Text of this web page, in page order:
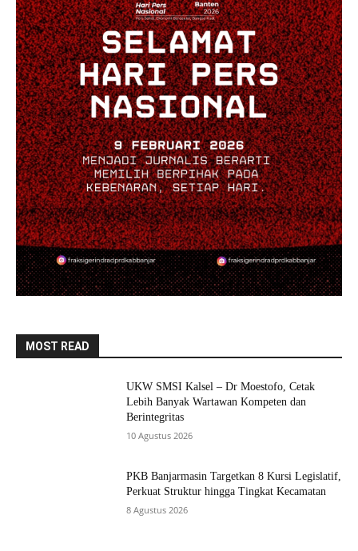
MOST READ
UKW SMSI Kalsel – Dr Moestofo, Cetak
Lebih Banyak Wartawan Kompeten dan
Berintegritas
10 Agustus 2026
PKB Banjarmasin Targetkan 8 Kursi Legislatif,
Perkuat Struktur hingga Tingkat Kecamatan
8 Agustus 2026